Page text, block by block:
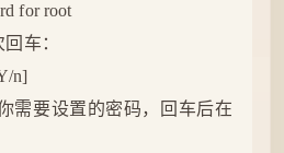
for root
车：
n]
需要设置的密码，回车后在